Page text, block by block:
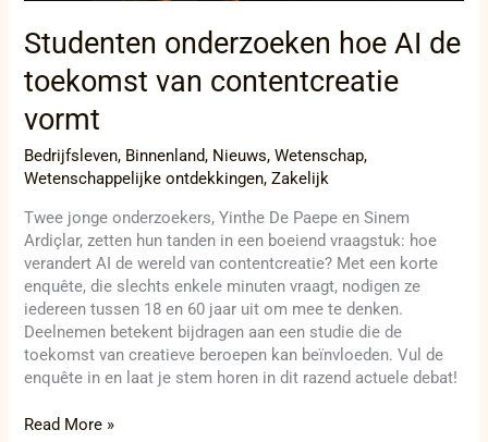
Studenten onderzoeken hoe AI de
toekomst van contentcreatie
vormt
Bedrijfsleven, Binnenland, Nieuws,Wetenschap,
Wetenschappelijke ontdekkingen,Zakelijk
Twee jonge onderzoekers, Yinthe De Paepe en Sinem
Ardiçlar, zetten hun tanden in een boeiend vraagstuk: hoe
verandert AI de wereld van contentcreatie? Met een korte
enquête, die slechts enkele minuten vraagt, nodigen ze
iedereen tussen 18 en 60 jaar uit om mee te denken.
Deelnemen betekent bijdragen aan een studie die de
toekomst van creatieve beroepen kan beïnvloeden. Vul de
enquête in en laat je stem horen in dit razend actuele debat!
Read More »